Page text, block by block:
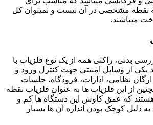
نقطه مشخصی در آن نیست و نمیتوان کل
میباشند.
بدنی، راکتی همه از یک نوع فلزیاب با
یکی از وسایل امنیتی جهت کنترل ورود و
نظامی، ادارات، فرودگاه، جلسات
از این فلزیاب ها به عنوان فلزیاب نقطه
که عمق کاوش این دستگاه ها کم و
دلیل کوچک بودن اندازه آن ها بسیار